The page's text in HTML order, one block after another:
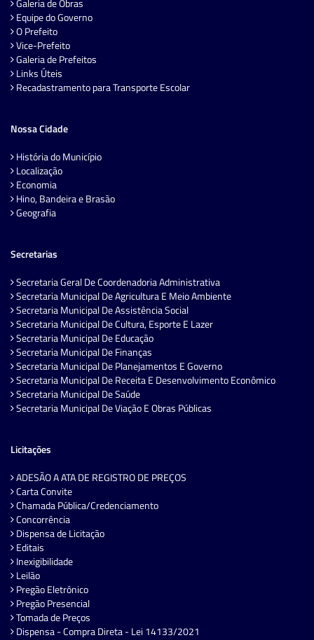
Galeria de Obras
Equipe do Governo
O Prefeito
Vice-Prefeito
Galeria de Prefeitos
Links Úteis
Recadastramento para Transporte Escolar
Nossa Cidade
História do Município
Localização
Economia
Hino, Bandeira e Brasão
Geografia
Secretarias
Secretaria Geral De Coordenadoria Administrativa
Secretaria Municipal De Agricultura E Meio Ambiente
Secretaria Municipal De Assistência Social
Secretaria Municipal De Cultura, Esporte E Lazer
Secretaria Municipal De Educação
Secretaria Municipal De Finanças
Secretaria Municipal De Planejamentos E Governo
Secretaria Municipal De Receita E Desenvolvimento Econômico
Secretaria Municipal De Saúde
Secretaria Municipal De Viação E Obras Públicas
Licitações
ADESÃO A ATA DE REGISTRO DE PREÇOS
Carta Convite
Chamada Pública/Credenciamento
Concorrência
Dispensa de Licitação
Editais
Inexigibilidade
Leilão
Pregão Eletrônico
Pregão Presencial
Tomada de Preços
Dispensa - Compra Direta - Lei 14133/2021